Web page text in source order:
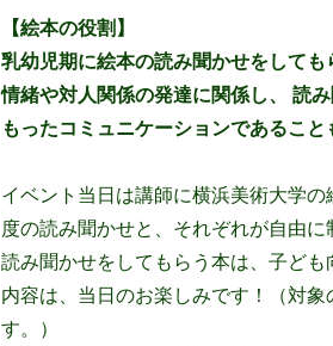
【絵本の役割】
乳幼児期に絵本の読み聞かせをして
情緒や対人関係の発達に関係し、 読
もったコミュニケーションであること
イベント当日は講師に横浜美術大学
度の読み聞かせと、それぞれが自由
読み聞かせをしてもらう本は、子ども
内容は、当日のお楽しみです！（対象
す。）